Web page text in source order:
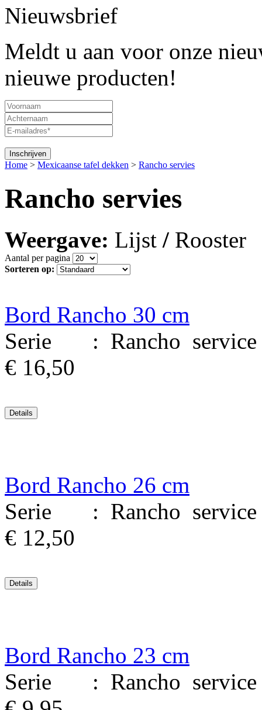
Nieuwsbrief
Meldt u aan voor onze
nieuwe producten!
Home > Mexicaanse tafel dekken > Rancho servies
Rancho servies
Weergave: Lijst / Rooster
Aantal per pagina
Sorteren op:
Bord Rancho 30 cm
Serie : Rancho service
€ 16,50
Bord Rancho 26 cm
Serie : Rancho service
€ 12,50
Bord Rancho 23 cm
Serie : Rancho service